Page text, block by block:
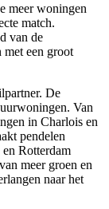
meer woningen
match.
van de
met een groot
De
Van
in Charlois en
pendelen
Rotterdam
meer groen en
naar het